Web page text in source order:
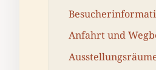
Anfahrt und